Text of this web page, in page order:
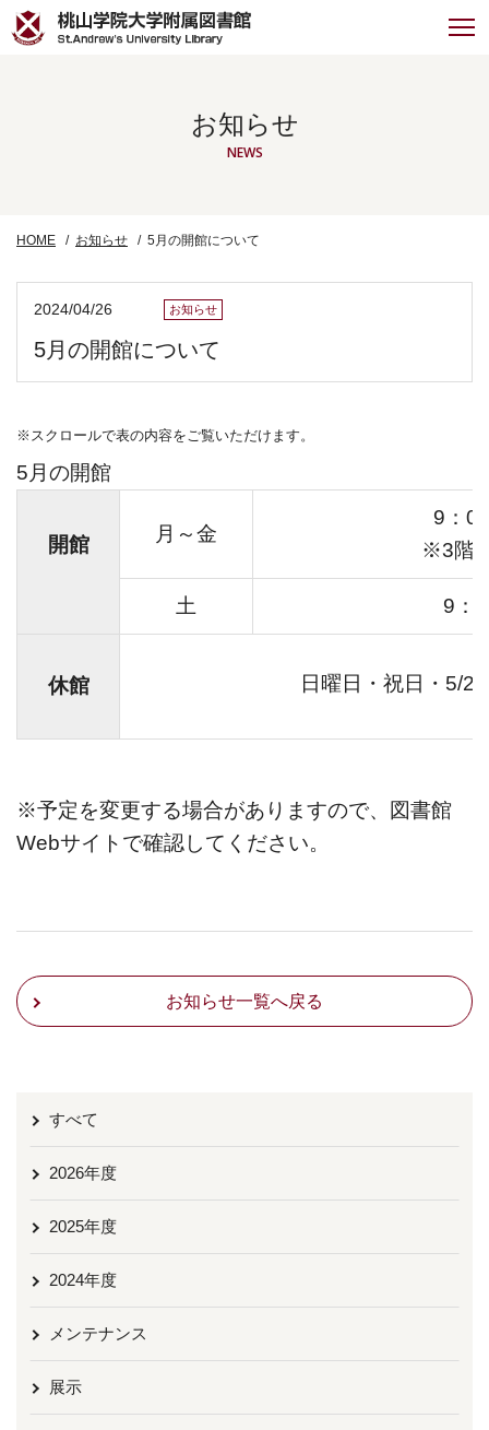
お知らせ
NEWS
HOME お知らせ 5月の開館について
2024/04/26 お知らせ
5月の開館について
※スクロールで表の内容をご覧いただけます。
5月の開館
開館 月～金
9：
※3階
土 9：
休館 日曜日・祝日・5/2
※予定を変更する場合がありますので、図書館
Webサイトで確認してください。
お知らせ一覧へ戻る
すべて
2026年度
2025年度
2024年度
メンテナンス
展示